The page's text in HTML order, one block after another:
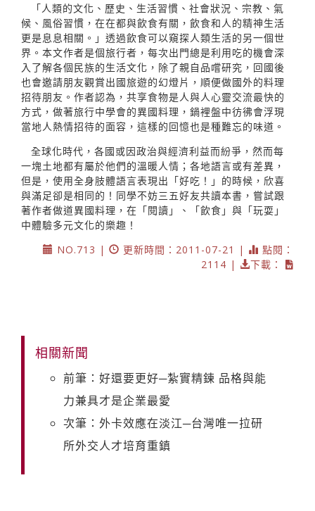
「人類的文化、歷史、生活習慣、社會狀況、宗教、氣
候、風俗習慣，在在都與飲食有關，飲食和人的精神生活
更是息息相關。」透過飲食可以窺探人類生活的另一個世
界。本文作者是個旅行者，每次出門總是利用吃的機會深
入了解各個民族的生活文化，除了親自品嚐研究，回國後
也會邀請朋友觀賞出國旅遊的幻燈片，順便做國外的料理
招待朋友。作者認為，共享食物是人與人心靈交流最快的
方式，做著旅行中學會的異國料理，鍋裡盤中彷彿會浮現
當地人熱情招待的面容，這樣的回憶也是種難忘的味道。
全球化時代，各國或因政治與經濟利益而紛爭，然而每
一塊土地都有屬於他們的溫暖人情；各地語言或有差異，
但是，使用全身肢體語言表現出「好吃！」的時候，欣喜
與滿足卻是相同的！同學不妨三五好友共讀本書，嘗試跟
著作者做道異國料理，在「閱讀」、「飲食」與「玩耍」
中體驗多元文化的樂趣！
NO.713 |
更新時間：2011-07-21 |
點閱：
2114 |
下載：
相關新聞
前筆：好還要更好─紮實精鍊 品格與能
力兼具才是企業最愛
次筆：外卡效應在淡江─台灣唯一拉研
所外交人才培育重鎮